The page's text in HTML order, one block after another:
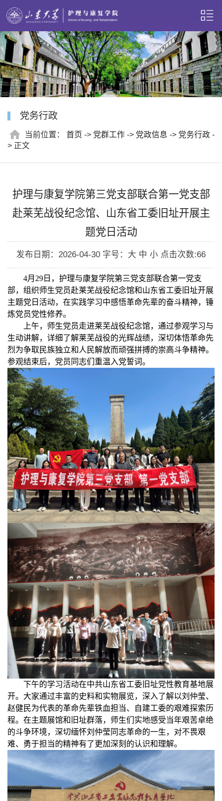
党务行政
当前位置： 首页 -> 党群工作 -> 党政信息 -> 党务行政 -
> 正文
护理与康复学院第三党支部联合第一党支部
赴莱芜战役纪念馆、山东省工委旧址开展主
题党日活动
发布日期：2026-04-30 字号：大 中 小 点击次数:66
4月 29 日，护理与康复学院第三党支部联合第一党支
部，组织师生党员赴莱芜战役纪念馆和山东省工委旧址开展
主题党日活动，在实践学习中感悟革命先辈的奋斗精神，锤
炼党员党性修养。
上午，师生党员走进莱芜战役纪念馆，通过参观学习与
生动讲解，详细了解莱芜战役的光辉战绩，深切体悟革命先
烈为争取民族独立和人民解放而顽强拼搏的崇高斗争精神。
参观结束后，党员同志们重温入党誓词。
下午的学习活动在中共山东省工委旧址党性教育基地展
开。大家通过丰富的史料和实物展览，深入了解以刘仲莹、
赵健民为代表的革命先辈铁血担当、自建工委的艰难探索历
程。在主题展馆和旧址群落，师生们实地感受当年艰苦卓绝
的斗争环境，深切缅怀刘仲莹同志革命的一生，对不畏艰
难、勇于担当的精神有了更加深刻的认识和理解。